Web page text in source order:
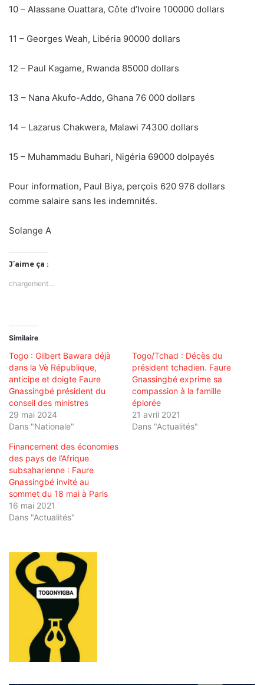
10 – Alassane Ouattara, Côte d’Ivoire 100000 dollars
11 – Georges Weah, Libéria 90000 dollars
12 – Paul Kagame, Rwanda 85000 dollars
13 – Nana Akufo-Addo, Ghana 76 000 dollars
14 – Lazarus Chakwera, Malawi 74300 dollars
15 – Muhammadu Buhari, Nigéria 69000 dolpayés
Pour information, Paul Biya, perçois 620 976 dollars
comme salaire sans les indemnités.
Solange A
J’aime ça :
chargement…
Similaire
Togo : Gilbert Bawara déjà
dans la Vè République,
anticipe et doigte Faure
Gnassingbé président du
conseil des ministres
29 mai 2024
Dans "Nationale"
Togo/Tchad : Décès du
président tchadien. Faure
Gnassingbé exprime sa
compassion à la famille
éplorée
21 avril 2021
Dans "Actualités"
Financement des économies
des pays de l’Afrique
subsaharienne : Faure
Gnassingbé invité au
sommet du 18 mai à Paris
16 mai 2021
Dans "Actualités"